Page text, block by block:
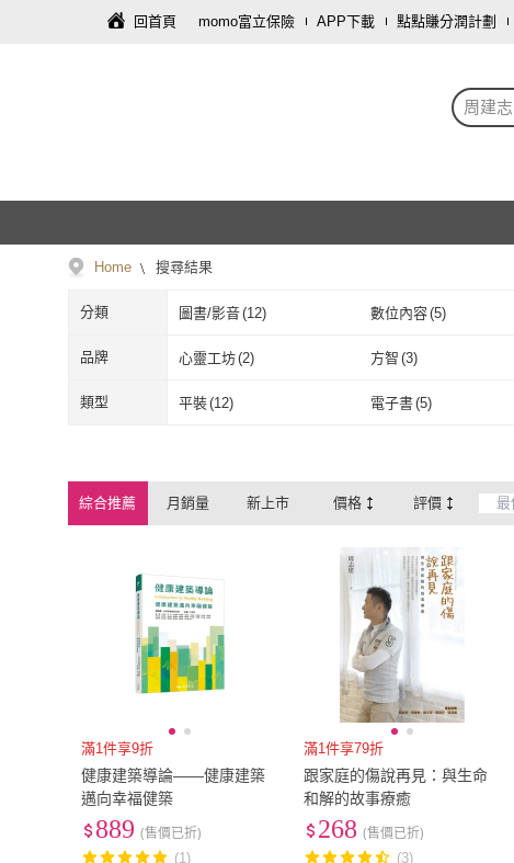
回首頁 momo富立保險 APP下載 點點賺分潤計劃
周建志
Home 搜尋結果
分類 圖書/影音(12) 數位內容(5)
品牌 心靈工坊(2) 方智 (3)
崧燁文化 momoBOOK
心靈工坊 方智(
類型 平裝(12) 電子書(5)
綜合推薦 月銷量 新上市 價格 評價
滿1件享9折
健康建築導論――健康建築
邁向幸福健築
889 (售價已折)
(1)
滿1件享79折
跟家庭的傷說再見：與生命
和解的故事療癒
268 (售價已折)
(3)